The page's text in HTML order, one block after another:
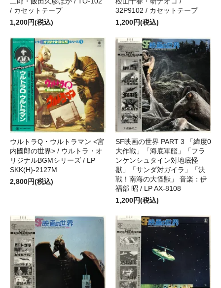
/ カセットテープ
1,200円(税込)
32P9102 / カセットテープ
1,200円(税込)
ウルトラQ・ウルトラマン <宮
内國郎の世界> / ウルトラ・オ
リジナルBGMシリーズ / LP
SKK(H)-2127M
2,800円(税込)
SF映画の世界 PART 3 「緯度0
大作戦」「海底軍艦」「フラ
ンケンシュタイン対地底怪
獣」「サンダ対ガイラ」「決
戦！南海の大怪獣」 音楽：伊
福部 昭 / LP AX-8108
1,200円(税込)